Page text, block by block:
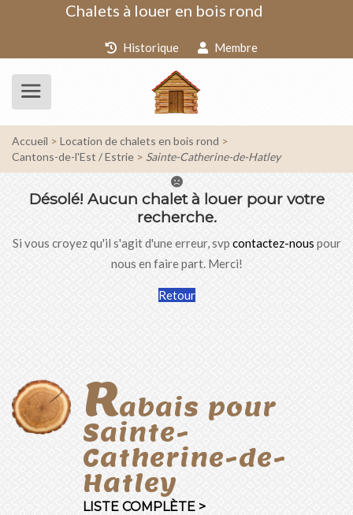
Chalets à louer en bois rond
Historique Membre
Accueil
Location de chalets en bois rond
Cantons-de-l'Est / Estrie
Sainte-Catherine-de-Hatley
Désolé!Aucun chalet à louer pour votre
recherche.
Si vous croyez qu'il s'agit d'une erreur, svpcontactez-nouspour
nous en faire part. Merci!
Retour
Rabais pour
Sainte-
Catherine-de-
Hatley
LISTE COMPLÈTE >